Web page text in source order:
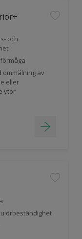
och
ommålning av
eller
ytor